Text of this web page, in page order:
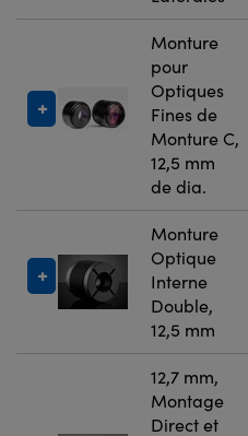
Monture
pour
Optiques
Fines de
Monture C,
12,5 mm
de dia.
Monture
Optique
Interne
Double,
12,5 mm
12,7 mm,
Montage
Direct et